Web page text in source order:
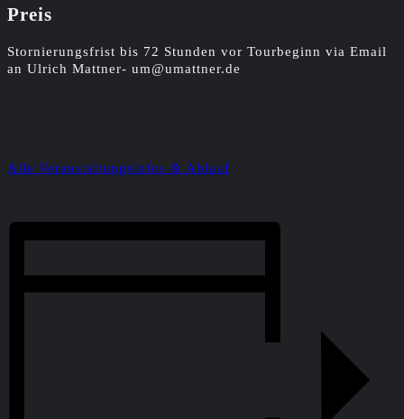
Preis
Stornierungsfrist bis 72 Stunden vor Tourbeginn via Email
an Ulrich Mattner- um@umattner.de
Alle Veranstaltungsinfos & Ablauf